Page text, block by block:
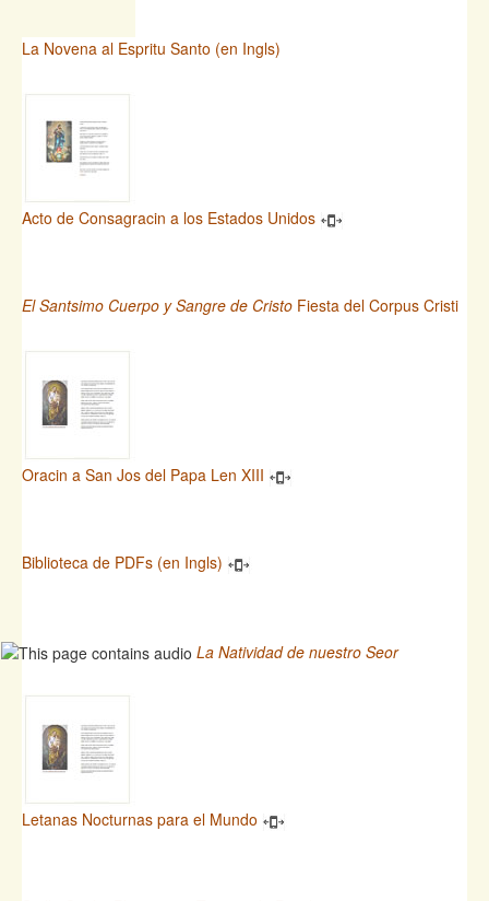
La Novena al Espritu Santo (en Ingls)
Acto de Consagracin a los Estados Unidos
El Santsimo Cuerpo y Sangre de Cristo Fiesta del Corpus Cristi
Oracin a San Jos del Papa Len XIII
Biblioteca de PDFs (en Ingls)
La Natividad de nuestro Seor
Letanas Nocturnas para el Mundo